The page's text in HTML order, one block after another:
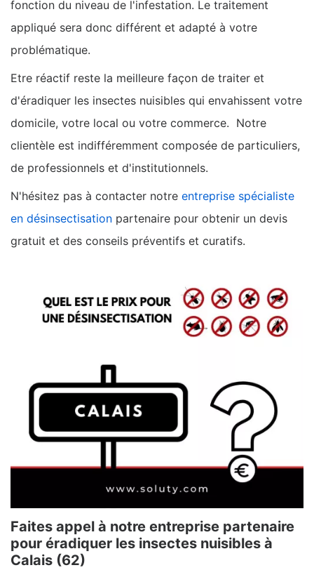
fonction du niveau de l'infestation. Le traitement
appliqué sera donc différent et adapté à votre
problématique.
Etre réactif reste la meilleure façon de traiter et
d'éradiquer les insectes nuisibles qui envahissent votre
domicile, votre local ou votre commerce. Notre
clientèle est indifféremment composée de particuliers,
de professionnels et d'institutionnels.
N'hésitez pas à contacter notre entreprise spécialiste
en désinsectisation partenaire pour obtenir un devis
gratuit et des conseils préventifs et curatifs.
Faites appel à notre entreprise partenaire
pour éradiquer les insectes nuisibles à
Calais (62)